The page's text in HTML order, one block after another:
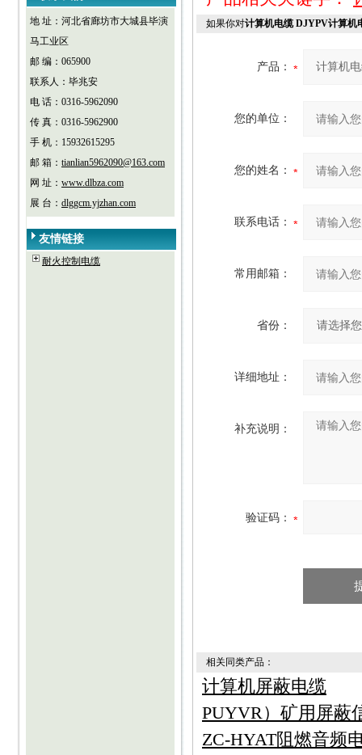
地 址：河北省廊坊市大城县毕演
马工业区
邮 编：065900
联系人：毕兆安
电 话：0316-5962090
传 真：0316-5962900
手 机：15932615295
邮 箱： tianlian5962090@163.com
网 址： www.dlbza.com
展 台： dlggcm.yjzhan.com
友情链接
耐火控制电缆
如果你对计算机电缆 DJYPV计算机
产品：
您的单位：
您的姓名：
联系电话：
常用邮箱：
省份：
详细地址：
补充说明：
验证码：
相关同类产品：
计算机屏蔽电缆
PUYVR）矿用屏蔽
ZC-HYAT阻燃音频